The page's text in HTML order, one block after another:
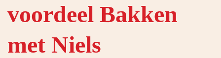
voordeel Bakken
met Niels